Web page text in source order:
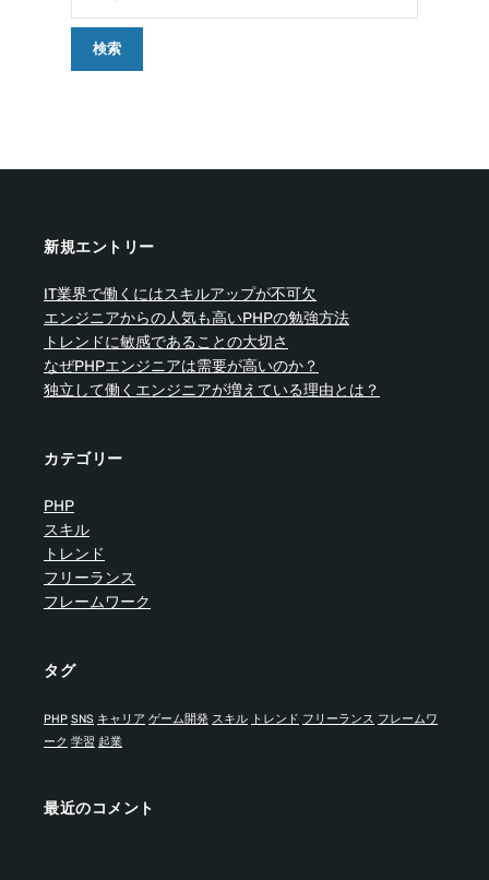
新規エントリー
IT業界で働くにはスキルアップが不可欠
エンジニアからの人気も高いPHPの勉強方法
トレンドに敏感であることの大切さ
なぜPHPエンジニアは需要が高いのか？
独立して働くエンジニアが増えている理由とは？
カテゴリー
PHP
スキル
トレンド
フリーランス
フレームワーク
タグ
PHP SNS キャリア ゲーム開発 スキル トレンド フリーランス フレームワ
ーク 学習 起業
最近のコメント